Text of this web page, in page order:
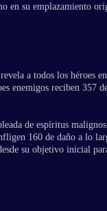
en su emplazamiento
a todos los héroes
enemigos reciben 357
de espíritus
160 de daño a lo
su objetivo inicial